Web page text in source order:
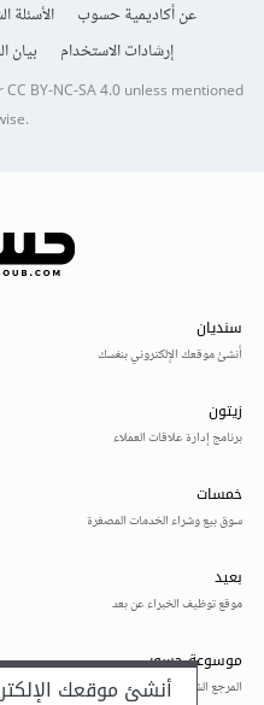
عن أكاديمية حسوب الأسئلة
إرشادات الاستخدام
بيان
CC BY-NC-SA 4.0unless mentioned